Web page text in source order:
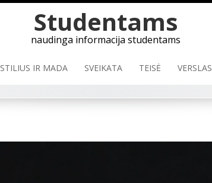
to
content
Studentams
naudinga informacija studentams
STILIUS IR MADA SVEIKATA TEISĖ VERSLAS